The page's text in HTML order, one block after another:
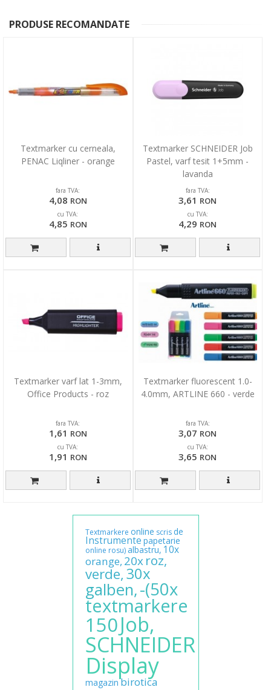
PRODUSE RECOMANDATE
Textmarker cu cerneala,
PENAC Liqliner - orange
fara TVA:
4,08 RON
cu TVA:
4,85 RON
Textmarker SCHNEIDER Job
Pastel, varf tesit 1+5mm -
lavanda
fara TVA:
3,61 RON
cu TVA:
4,29 RON
Textmarker varf lat 1-3mm,
Office Products - roz
fara TVA:
1,61 RON
cu TVA:
1,91 RON
Textmarker fluorescent 1.0-
4.0mm, ARTLINE 660 - verde
fara TVA:
3,07 RON
cu TVA:
3,65 RON
Textmarkere online scris de
Instrumente papetarie
online rosu) albastru, 10x
orange, 20x roz,
verde,30x
galben,-(50x
textmarkere
150Job,
SCHNEIDER
Display
magazinbirotica